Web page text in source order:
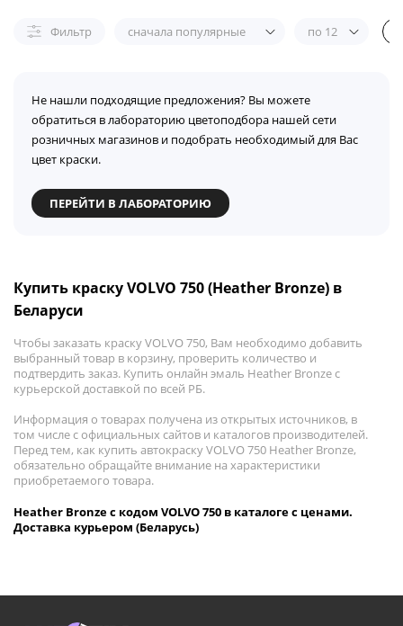
Фильтр сначала популярные по 12
Не нашли подходящие предложения? Вы можете
обратиться в лабораторию цветоподбора нашей сети
розничных магазинов и подобрать необходимый для Вас
цвет краски.
ПЕРЕЙТИ В ЛАБОРАТОРИЮ
Купить краску VOLVO 750 (Heather Bronze) в
Беларуси
Чтобы заказать краску VOLVO 750, Вам необходимо добавить
выбранный товар в корзину, проверить количество и
подтвердить заказ. Купить онлайн эмаль Heather Bronze с
курьерской доставкой по всей РБ.
Информация о товарах получена из открытых источников, в
том числе с официальных сайтов и каталогов производителей.
Перед тем, как купить автокраску VOLVO 750 Heather Bronze,
обязательно обращайте внимание на характеристики
приобретаемого товара.
Heather Bronze с кодом VOLVO 750 в каталоге с ценами.
Доставка курьером (Беларусь)